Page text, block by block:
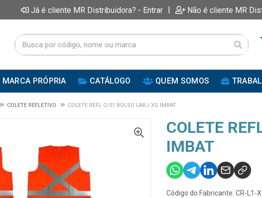
Já é cliente MR Distribuidora? - Entrar | Não é cliente MR
MARCA PRÓPRIA CATÁLOGO QUEM SOMOS
COLETE REFLETIVO COLETE REFL C/01 BOLSO LARJ XG IMBAT
COLETE
IMBAT
Código do Fabricante: CR-L1-